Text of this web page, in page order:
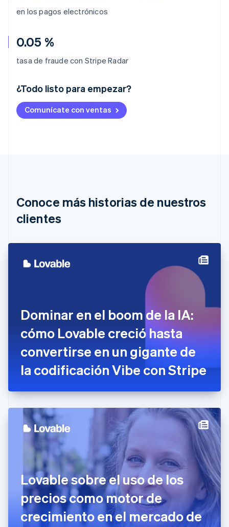
en los pagos electrónicos
0.05 %
tasa de fraude con Stripe Radar
¿Todo listo para empezar?
Comunícate con ventas
Conoce más historias de nuestros
clientes
Dominar en el boom de la IA:
cómo Lovable creció hasta
convertirse en un gigante de
la codificación Vibe con Stripe
Lovable sobre el uso de los
precios como motor de
crecimiento en el mercado de
Alemania
DeutschEnglish
Australia
Bulgaria
English
Canadá
China continental
Chipre
English
English
Eslovaquia
Eslovenia
España
Estados Unidos
EnglishEspañol
Estonia
Finlandia
English Svenska
Francia
FrançaisEnglish
Gibraltar
English
Grecia
English